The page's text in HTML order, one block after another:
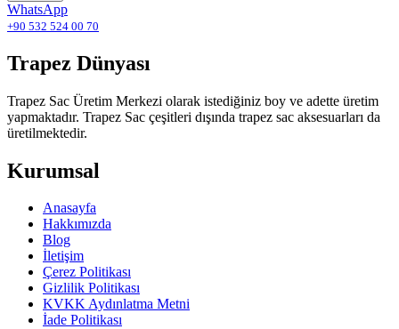
WhatsApp
+90 532 524 00 70
Trapez Dünyası
Trapez Sac Üretim Merkezi olarak istediğiniz boy ve adette üretim
yapmaktadır. Trapez Sac çeşitleri dışında trapez sac aksesuarları da
üretilmektedir.
Kurumsal
Anasayfa
Hakkımızda
Blog
İletişim
Çerez Politikası
Gizlilik Politikası
KVKK Aydınlatma Metni
İade Politikası